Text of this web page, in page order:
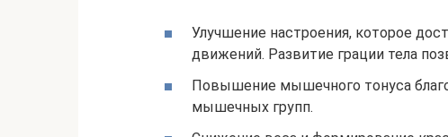
Улучшение настроения, которое
движений. Развитие грации тела
Повышение мышечного тонуса
мышечных групп.